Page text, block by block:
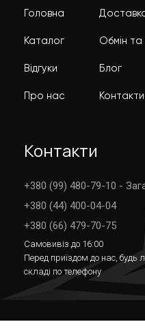
Головна
Каталог
Відгуки
Про нас
Обмін
Блог
Контакти
Контакти
+380 (99) 480-79-10 -
+380 (44) 400-04-04
+380 (66) 479-70-75
Самовивіз до 16:00
Перед приїздом до нас, будь
складі по телефону